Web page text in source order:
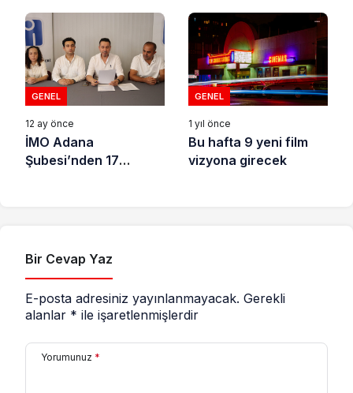
yılda on milyonlarca
atık ihracı”
sonuncu oldu
GENEL
12 ay önce
İMO Adana
Şubesi’nden 17
GENEL
1 yıl önce
Bu hafta 9 yeni film
vizyona girecek
Bir Cevap Yaz
E-posta adresiniz yayınlanmayacak. Gerekli
alanlar * ile işaretlenmişlerdir
Yorumunuz *